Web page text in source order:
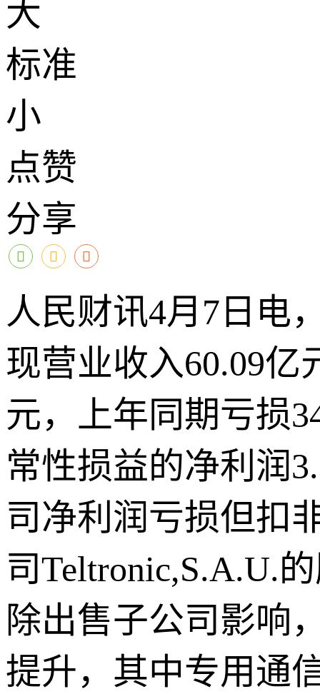
大
标准
小
点赞
分享
人民财讯4月7日电
现营业收入60.09亿
元，上年同期亏损
常性损益的净利润
司净利润亏损但扣
司Teltronic,S.A.U.
除出售子公司影响
提升，其中专用通